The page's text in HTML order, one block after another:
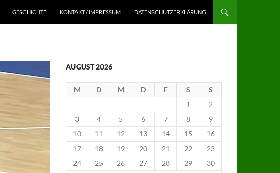
GESCHICHTE KONTAKT / IMPRESSUM DATENSCHUTZERKLÄRUNG
AUGUST 2026
M D M D F S
S
1
2
3
4 5 6 7 8
9
10
11 12 13 14 15
16
17
18 19 20 21 22
23
24
25 26 27 28 29
30